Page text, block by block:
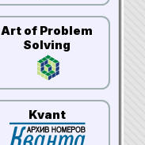
Art of Problem
Solving
Kvant